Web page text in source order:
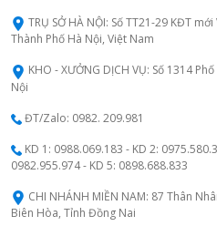
TRỤ SỞ HÀ NỘI: Số TT21-29 KĐT
Thành Phố Hà Nội, Việt Nam
KHO - XƯỞNG DỊCH VỤ: Số 1314
Nội
ĐT/Zalo: 0982. 209.981
KD 1: 0988.069.183 - KD 2:
0982.955.974 - KD 5: 0898.688.833
CHI NHÁNH MIỀN NAM: 87 Thân
Biên Hòa, Tỉnh Đồng Nai